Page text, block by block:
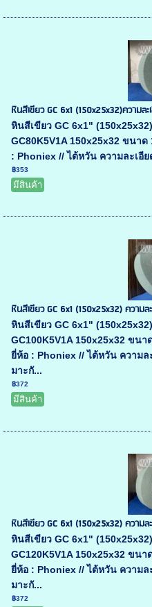
หินสีเขียว GC 6x1 (150x25x32)ความล
หินสีเขียว GC 6x1"
GC80K5V1A 150x25x32 ขนา
: Phoniex // ไต้หวัน ความละเอี
฿353
มีสินค้า
หินสีเขียว GC 6x1 (150x25x32) ความล
หินสีเขียว GC 6x1"
GC100K5V1A 150x25x32 ขน
ยี่ห้อ : Phoniex // ไต้หวัน ความล
มาะกั...
฿372
มีสินค้า
หินสีเขียว GC 6x1 (150x25x32) ความล
หินสีเขียว GC 6x1"
GC120K5V1A 150x25x32 ขน
ยี่ห้อ : Phoniex // ไต้หวัน ความล
มาะกั...
฿372